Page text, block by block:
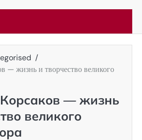
— жизнь и творчество великого
— жизнь
великого